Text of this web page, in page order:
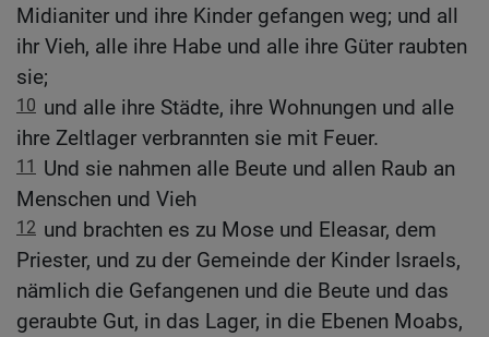
Midianiter und ihre Kinder gefangen weg; und all
ihr Vieh, alle ihre Habe und alle ihre Güter raubten
sie;
10 und alle ihre Städte, ihre Wohnungen und alle
ihre Zeltlager verbrannten sie mit Feuer.
11
Und sie nahmen alle Beute und allen Raub an
Menschen und Vieh
12 und brachten es zu Mose und Eleasar, dem
Priester, und zu der Gemeinde der Kinder Israels,
nämlich die Gefangenen und die Beute und das
geraubte Gut, in das Lager, in die Ebenen Moabs,